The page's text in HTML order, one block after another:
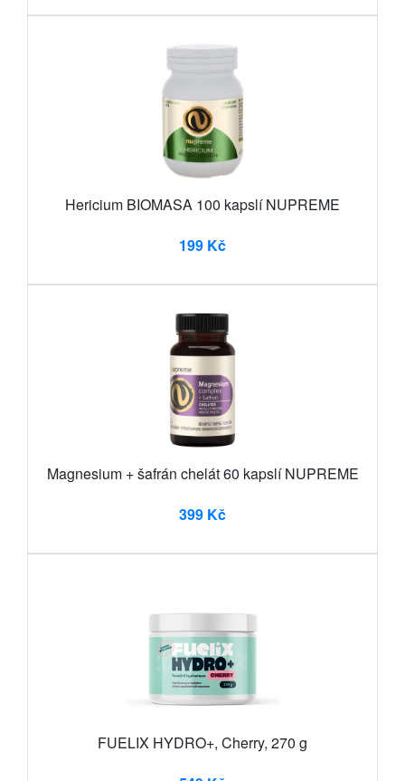
Hericium BIOMASA 100 kapslí NUPREME
199 Kč
Magnesium + šafrán chelát 60 kapslí NUPREME
399 Kč
FUELIX HYDRO+, Cherry, 270 g